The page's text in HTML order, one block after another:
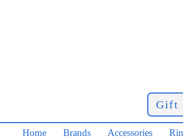
Gift
Home Brands Accessories